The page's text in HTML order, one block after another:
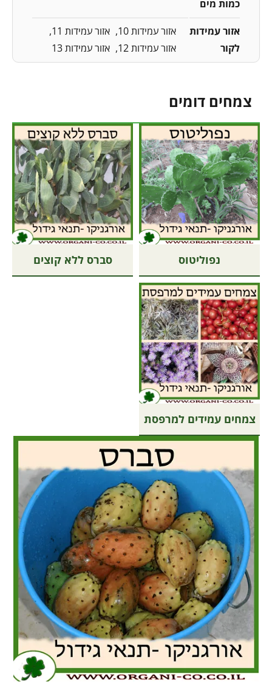
כמות מים
אזור עמידות
לקור
אזור עמידות 10
אזור עמידות 11
אזור עמידות 12
אזור עמידות 13
צמחים דומים
נפוליטוס סברס ללא קוצים
צמחים עמידים למרפסת